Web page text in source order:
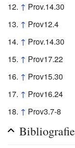
↑ Prov.14.30
↑ Prov12.4
↑ Prov.14.30
↑ Prov17.22
↑ Prov15.30
↑ Prov16.24
↑ Prov3.7-8
Bibliografie